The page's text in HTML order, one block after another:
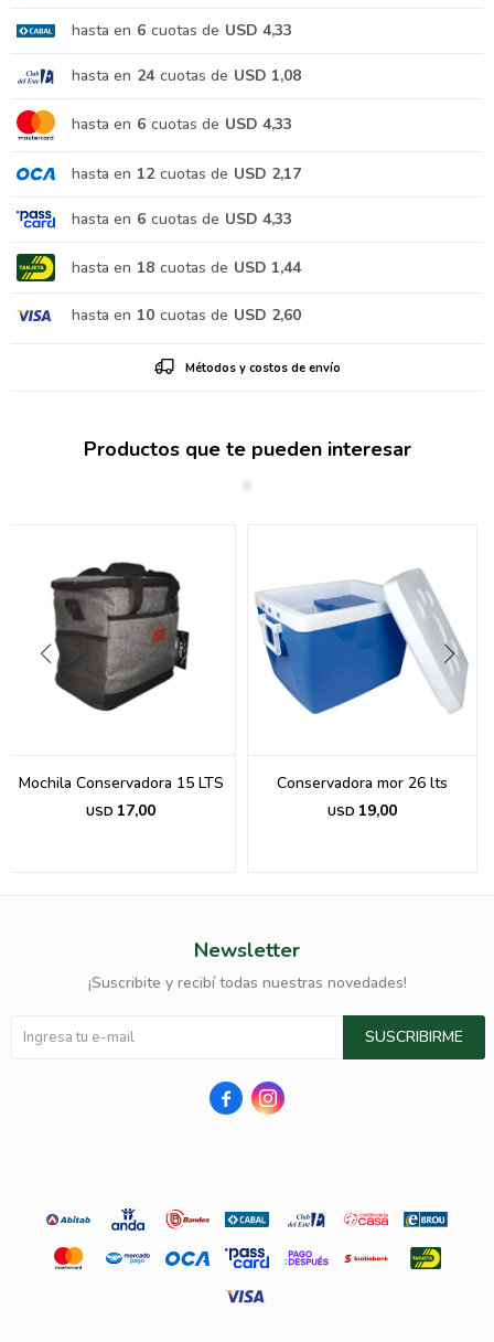
hasta en 6 cuotas de USD 4,33
hasta en 24 cuotas de USD 1,08
hasta en 6 cuotas de USD 4,33
hasta en 12 cuotas de USD 2,17
hasta en 6 cuotas de USD 4,33
hasta en 18 cuotas de USD 1,44
hasta en 10 cuotas de USD 2,60
Métodos y costos de envío
Productos que te pueden interesar
Mochila Conservadora 15 LTS
USD 17,00
Conservadora mor 26 lts
USD 19,00
Newsletter
¡Suscribite y recibí todas nuestras novedades!
SUSCRIBIRME
 